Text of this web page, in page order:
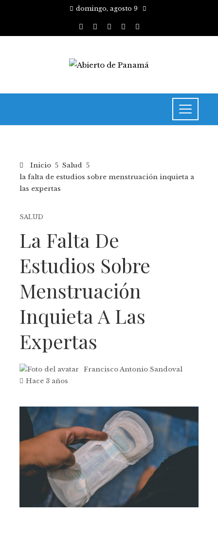
domingo, agosto 9
Inicio
Salud
la falta de estudios sobre menstruación inquieta a
las expertas
SALUD
La Falta De
Estudios Sobre
Menstruación
Inquieta A Las
Expertas
Francisco Antonio Sandoval
Hace 3 años